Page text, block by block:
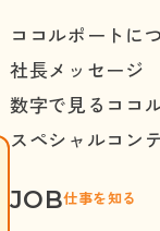
ココルポートに
社長メッセージ
数字で見るココ
スペシャルコン
JOB仕事を知る